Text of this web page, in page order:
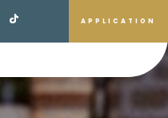
APPLICATION